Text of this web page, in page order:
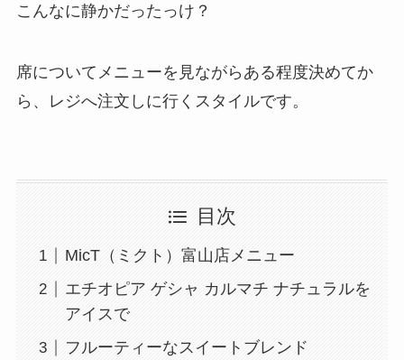
こんなに静かだったっけ？
席についてメニューを見ながらある程度決めてか
ら、レジへ注文しに行くスタイルです。
目次
MicT（ミクト）富山店メニュー
エチオピア ゲシャ カルマチ ナチュラルを
アイスで
フルーティーなスイートブレンド